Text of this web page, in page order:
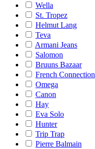
Wella
St. Tropez
Helmut Lang
Teva
Armani Jeans
Salomon
Bruuns Bazaar
French Connection
Omega
Canon
Hay
Eva Solo
Hunter
Trip Trap
Pierre Balmain